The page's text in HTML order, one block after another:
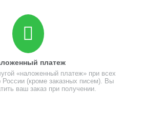
платеж
«наложенный платеж» при всех
России (кроме заказных писем). Вы
ваш заказ при получении.